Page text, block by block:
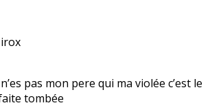
pas mon pere qui ma violée c’est le
tombée